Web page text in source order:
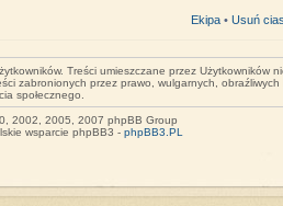
Ekipa• Usuń
Treści umieszczane przez Użytkowników
zabronionych przez prawo, wulgarnych,
społecznego.
2002, 2005, 2007 phpBB Group
wsparcie phpBB3 - phpBB3.PL